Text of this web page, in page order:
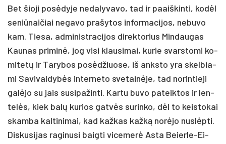
Bet šio­ji po­sėdy­je ne­da­ly­va­vo, tad ir paaiš­kin­ti, kodėl
se­niū­nai­čiai ne­ga­vo pra­šy­tos in­for­ma­ci­jos, ne­bu­vo
kam. Tie­sa, ad­mi­nist­ra­ci­jos di­rek­to­rius Min­dau­gas
Kau­nas pri­minė, jog vi­si klau­si­mai, ku­rie svars­to­mi ko­
mi­tetų ir Ta­ry­bos po­sėdžiuo­se, iš anks­to yra skel­bia­
mi Sa­vi­val­dybės in­ter­ne­to sve­tainė­je, tad no­rin­tie­ji
galė­jo su jais su­si­pa­žin­ti. Kar­tu bu­vo pa­teik­tos ir len­
telės, kiek balų ku­rios gatvės su­rin­ko, dėl to keis­to­kai
skam­ba kal­ti­ni­mai, kad kaž­kas kažką norė­jo nu­slėpti.
Dis­ku­si­jas ra­gi­nu­si baig­ti vi­ce­merė As­ta Beier­le-Ei­